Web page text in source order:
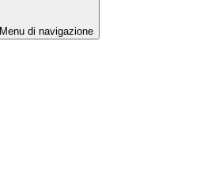
Menu di navigazione